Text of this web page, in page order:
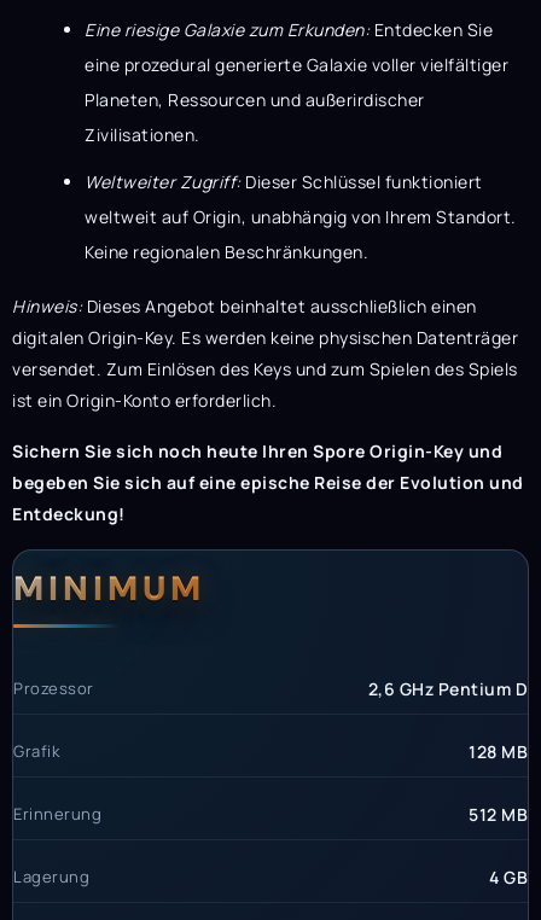
Eine riesige Galaxie zum Erkunden:Entdecken Sie
eine prozedural generierte Galaxie voller vielfältiger
Planeten, Ressourcen und außerirdischer
Zivilisationen.
Weltweiter Zugriff:Dieser Schlüssel funktioniert
weltweit auf Origin, unabhängig von Ihrem Standort.
Keine regionalen Beschränkungen.
Hinweis:Dieses Angebot beinhaltet ausschließlich einen
digitalen Origin-Key. Es werden keine physischen Datenträger
versendet. Zum Einlösen des Keys und zum Spielen des Spiels
ist ein Origin-Konto erforderlich.
Sichern Sie sich noch heute Ihren Spore Origin-Key und
begeben Sie sich auf eine epische Reise der Evolution und
Entdeckung!
MINIMUM
Prozessor 2,6 GHz Pentium D
Grafik 128 MB
Erinnerung 512 MB
Lagerung 4 GB